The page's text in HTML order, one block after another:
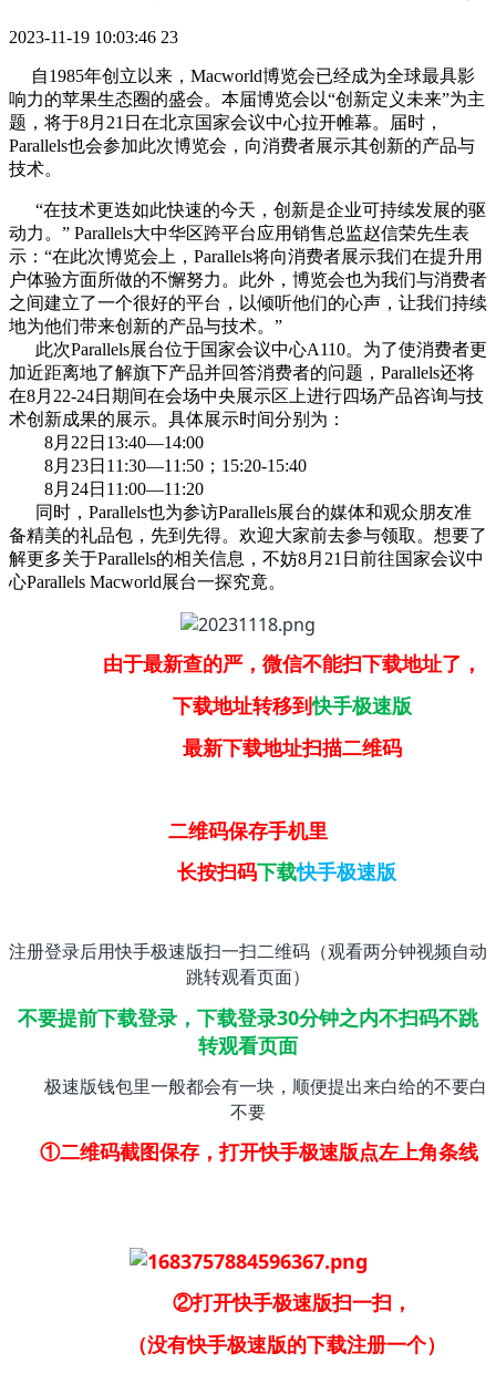
2023-11-19 10:03:46 23
自1985年创立以来，Macworld博览会已经成为全球最具影
响力的苹果生态圈的盛会。本届博览会以“创新定义未来”为主
题，将于8月21日在北京国家会议中心拉开帷幕。届时，
Parallels也会参加此次博览会，向消费者展示其创新的产品与
技术。
“在技术更迭如此快速的今天，创新是企业可持续发展的驱
动力。” Parallels大中华区跨平台应用销售总监赵信荣先生表
示：“在此次博览会上，Parallels将向消费者展示我们在提升用
户体验方面所做的不懈努力。此外，博览会也为我们与消费者
之间建立了一个很好的平台，以倾听他们的心声，让我们持续
地为他们带来创新的产品与技术。”
此次Parallels展台位于国家会议中心A110。为了使消费者更
加近距离地了解旗下产品并回答消费者的问题，Parallels还将
在8月22-24日期间在会场中央展示区上进行四场产品咨询与技
术创新成果的展示。具体展示时间分别为：
8月22日13:40—14:00
8月23日11:30—11:50；15:20-15:40
8月24日11:00—11:20
同时，Parallels也为参访Parallels展台的媒体和观众朋友准
备精美的礼品包，先到先得。欢迎大家前去参与领取。想要了
解更多关于Parallels的相关信息，不妨8月21日前往国家会议中
心Parallels Macworld展台一探究竟。
由于最新查的严，微信不能扫下载地址了，
下载地址转移到快手极速版
最新下载地址扫描二维码
二维码保存手机里
长按扫码下载快手极速版
注册登录后用快手极速版扫一扫二维码（观看两分钟视频自动
跳转观看页面）
不要提前下载登录，下载登录30分钟之内不扫码不跳
转观看页面
极速版钱包里一般都会有一块，顺便提出来白给的不要白
不要
①二维码截图保存，打开快手极速版点左上角条线
②打开快手极速版扫一扫，
（没有快手极速版的下载注册一个）